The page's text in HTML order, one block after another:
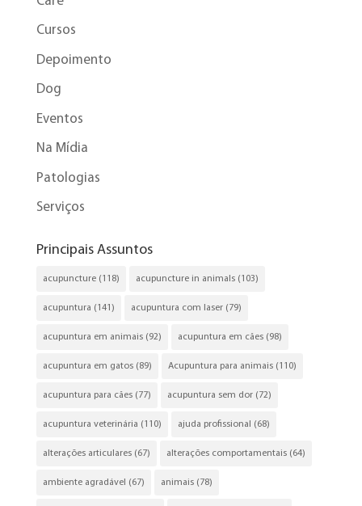
Cursos
Depoimento
Dog
Eventos
Na Mídia
Patologias
Serviços
Principais Assuntos
acupuncture(118) acupuncture in animals(103)
acupuntura (141) acupuntura com laser(79)
acupuntura em animais(92) acupuntura em cães(98)
acupuntura em gatos(89) Acupuntura para animais(110)
acupuntura para cães(77) acupuntura sem dor(72)
acupuntura veterinária (110) ajuda profissional (68)
alterações articulares(67) alterações comportamentais(64)
ambiente agradável (67) animais(78)